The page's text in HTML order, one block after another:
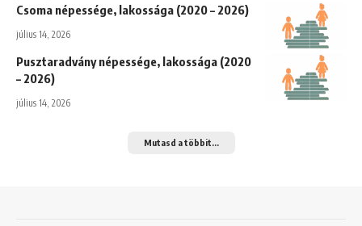
Csoma népessége, lakossága (2020 – 2026)
július 14, 2026
Pusztaradvány népessége, lakossága (2020
– 2026)
július 14, 2026
Mutasd a többit...